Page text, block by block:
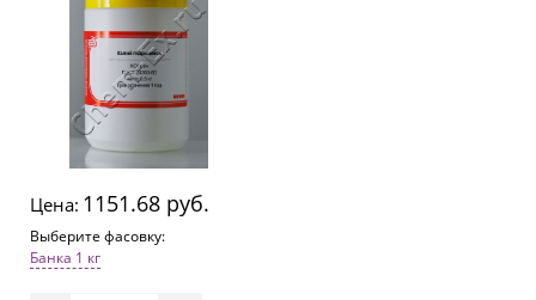
Цена: 1151.68 руб.
Выберите фасовку:
Банка 1 кг